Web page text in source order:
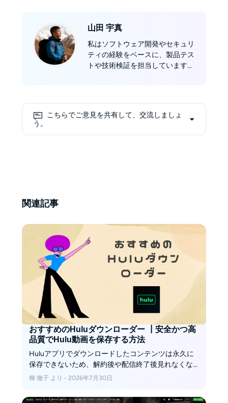
山田 宇真
私はソフトウェア開発やセキュリ
ティの経験をベースに、製品テス
トや技術検証を担当しています。
落とし込みます。
こちらでご意見を共有して、交流しましょ
う。
関連記事
おすすめのHuluダウンローダー ┃安全かつ高
品質でHulu動画を保存する方法
Huluアプリでダウンロードしたコンテンツは永久に
保存できないため、解約後や配信終了後見れなくな
ります。今回はHulu動画をダウンロードして永久に
柳 徹子 より - 2026年7月30日